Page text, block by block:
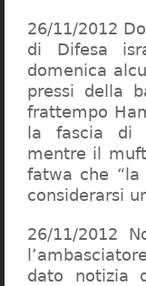
26/11/2012
di Difesa
domenica
pressi della
frattempo
la fascia di
mentre il
fatwa che
considerarsi
26/11/2012
dato notizia